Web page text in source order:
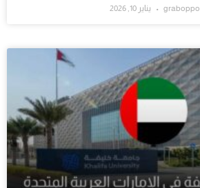
graboppo يناير 10, 2026